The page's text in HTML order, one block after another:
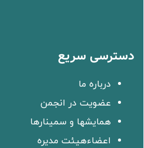
دسترسی سریع
درباره ما
عضویت در انجمن
همایشها و سمینارها
اعضاءهیئت مدیره